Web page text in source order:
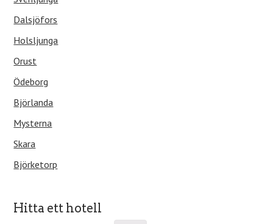
Dalsjöfors
Holsljunga
Orust
Ödeborg
Björlanda
Mysterna
Skara
Björketorp
Hitta ett hotell